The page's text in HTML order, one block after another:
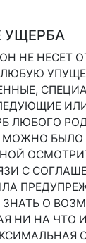
УЩЕРБА
НЕ НЕСЕТ
ЛЮБУЮ
ЛЮБОГО
МОЖНО БЫЛО
С
О
НИ НА ЧТО